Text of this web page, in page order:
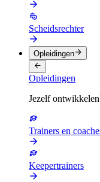
Scheidsrechter
Opleidingen
Opleidingen
Jezelf
Trainers en
Keepertrainers